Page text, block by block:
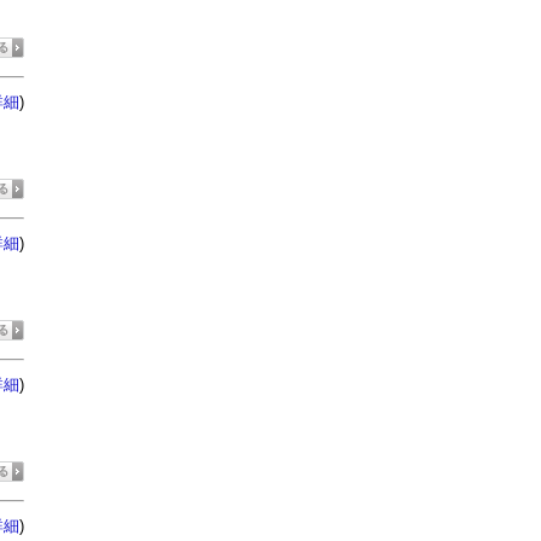
)
)
)
)